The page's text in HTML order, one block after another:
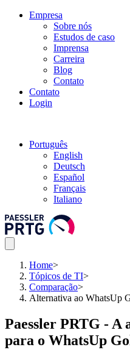
Empresa
Sobre nós
Estudos de caso
Imprensa
Carreira
Blog
Contato
Contato
Login
Português
English
Deutsch
Español
Français
Italiano
Home>
Tópicos de TI>
Comparação>
Alternativa ao WhatsUp
Paessler PRTG -
para o WhatsUp